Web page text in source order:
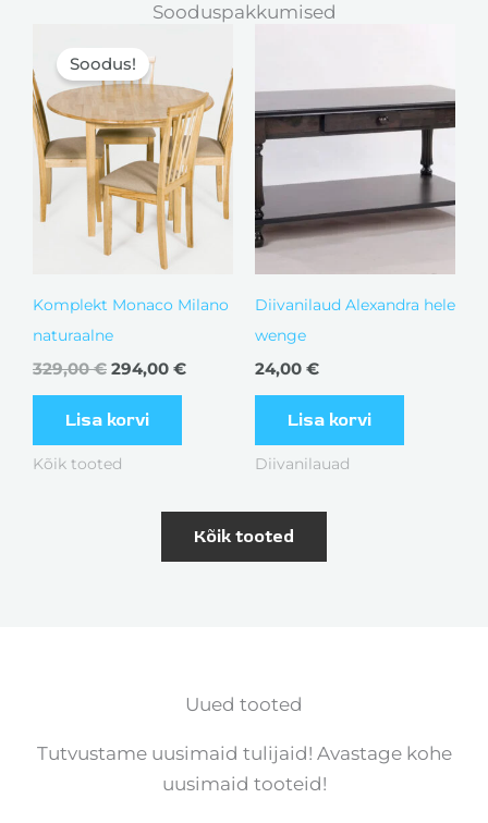
Sooduspakkumised
Soodus!
Komplekt Monaco Milano
naturaalne
329,00€
hind
oli:
329,00 €.
294,00 €
294,00 €.
Lisa korvi
Kõik tooted
Diivanilaud Alexandra hele
wenge
24,00 €
Lisa korvi
Diivanilauad
Kõik tooted
Uued tooted
Tutvustame uusimaid tulijaid! Avastage kohe
uusimaid tooteid!